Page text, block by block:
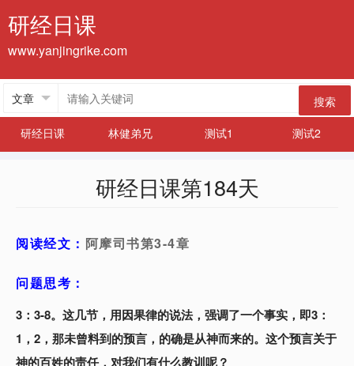
研经日课
www.yanjingrike.com
搜索
研经日课
林健弟兄 测试1 测试2
研经日课第184天
阅读经文： 阿摩司书第3-4章
问题思考：
3：3-8。这几节，用因果律的说法，强调了一个事实，即3：
1，2，那未曾料到的预言，的确是从神而来的。这个预言关于
神的百姓的责任，对我们有什么教训呢？